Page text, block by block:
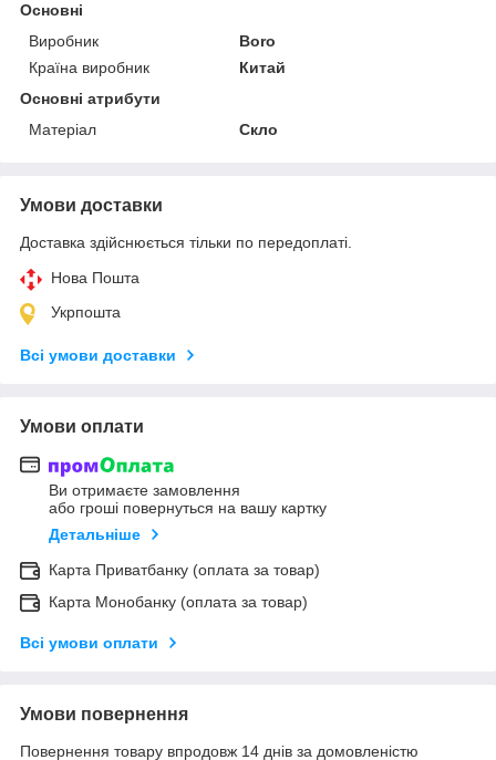
Основні
Виробник
Boro
Країна виробник
Китай
Основні атрибути
Матеріал
Скло
Умови доставки
Доставка здійснюється тільки по передоплаті.
Нова Пошта
Укрпошта
Всі умови доставки
Умови оплати
Ви отримаєте замовлення
або гроші повернуться на вашу картку
Детальніше
Карта Приватбанку (оплата за товар)
Карта Монобанку (оплата за товар)
Всі умови оплати
Умови повернення
Повернення товару впродовж 14 днів за домовленістю